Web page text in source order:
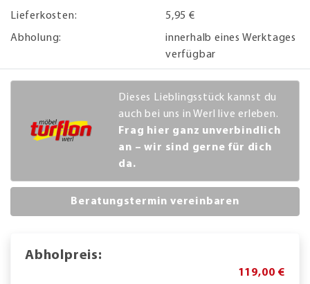
Lieferkosten:
5,95 €
Abholung:
innerhalb eines Werktages
verfügbar
Dieses Lieblingsstück kannst du
auch bei uns in Werl live erleben.
Frag hier ganz unverbindlich
an – wir sind gerne für dich
da.
Beratungstermin vereinbaren
Abholpreis:
119,00 €